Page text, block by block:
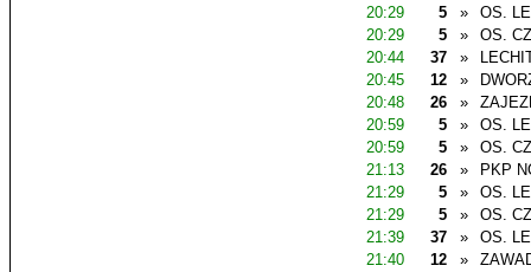
20:29
5 »
OS.
20:29
5 »
OS.
20:44
37 »
20:45
12 »
20:48
26 »
20:59
5 »
OS.
20:59
5 »
OS.
21:13
26 »
PKP
21:29
5 »
OS.
21:29
5 »
OS.
21:39
37 »
OS.
21:40
12 »